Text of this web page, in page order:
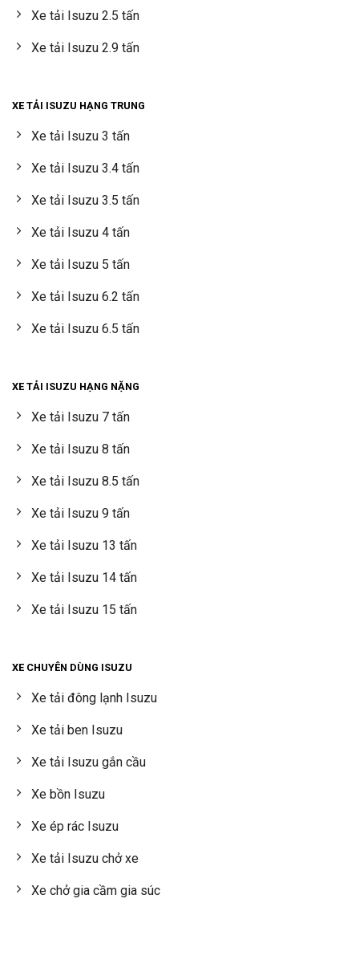
Xe tải Isuzu 2.5 tấn
Xe tải Isuzu 2.9 tấn
XE TẢI ISUZU HẠNG TRUNG
Xe tải Isuzu 3 tấn
Xe tải Isuzu 3.4 tấn
Xe tải Isuzu 3.5 tấn
Xe tải Isuzu 4 tấn
Xe tải Isuzu 5 tấn
Xe tải Isuzu 6.2 tấn
Xe tải Isuzu 6.5 tấn
XE TẢI ISUZU HẠNG NẶNG
Xe tải Isuzu 7 tấn
Xe tải Isuzu 8 tấn
Xe tải Isuzu 8.5 tấn
Xe tải Isuzu 9 tấn
Xe tải Isuzu 13 tấn
Xe tải Isuzu 14 tấn
Xe tải Isuzu 15 tấn
XE CHUYÊN DÙNG ISUZU
Xe tải đông lạnh Isuzu
Xe tải ben Isuzu
Xe tải Isuzu gắn cầu
Xe bồn Isuzu
Xe ép rác Isuzu
Xe tải Isuzu chở xe
Xe chở gia cầm gia súc